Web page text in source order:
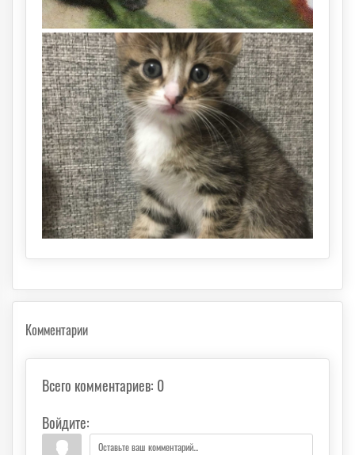
Комментарии
Всего комментариев: 0
Войдите: